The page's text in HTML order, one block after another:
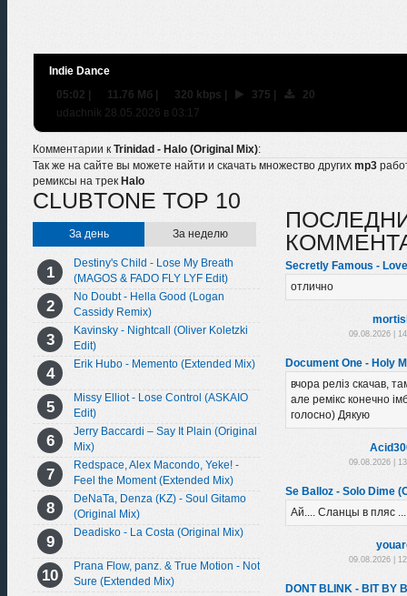
Indie Dance
05:02 | 11.76 Мб | 320 kbps | 375 |
20
udachnik 28.05.2026 в 03:17
Комментарии к Trinidad - Halo (Original Mix):
Так же на сайте вы можете найти и скачать множество других mp3
ремиксы на трек Halo
CLUBTONE TOP 10
За день За неделю
Destiny's Child - Lose My Breath
(MAGOS & FADO FLY LYF Edit)
No Doubt - Hella Good (Logan
Cassidy Remix)
Kavinsky - Nightcall (Oliver Koletzki
Edit)
Erik Hubo - Memento (Extended Mix)
Missy Elliot - Lose Control (ASKAIO
Edit)
Jerry Baccardi – Say It Plain (Original
Mix)
Redspace, Alex Macondo, Yeke! -
Feel the Moment (Extended Mix)
DeNaTa, Denza (KZ) - Soul Gitamo
(Original Mix)
Deadisko - La Costa (Original Mix)
Prana Flow, panz. & True Motion - Not
Sure (Extended Mix)
Secretly Famous -
отлично
09.08.2026 |
Document One - Holy
вчора реліз скачав,
але ремікс конечно
голосно) Дякую
09.08.2026 |
Se Balloz - Solo Dime
Ай.... Сланцы в пляс ...
09.08.2026 |
DONT BLINK - BIT BY